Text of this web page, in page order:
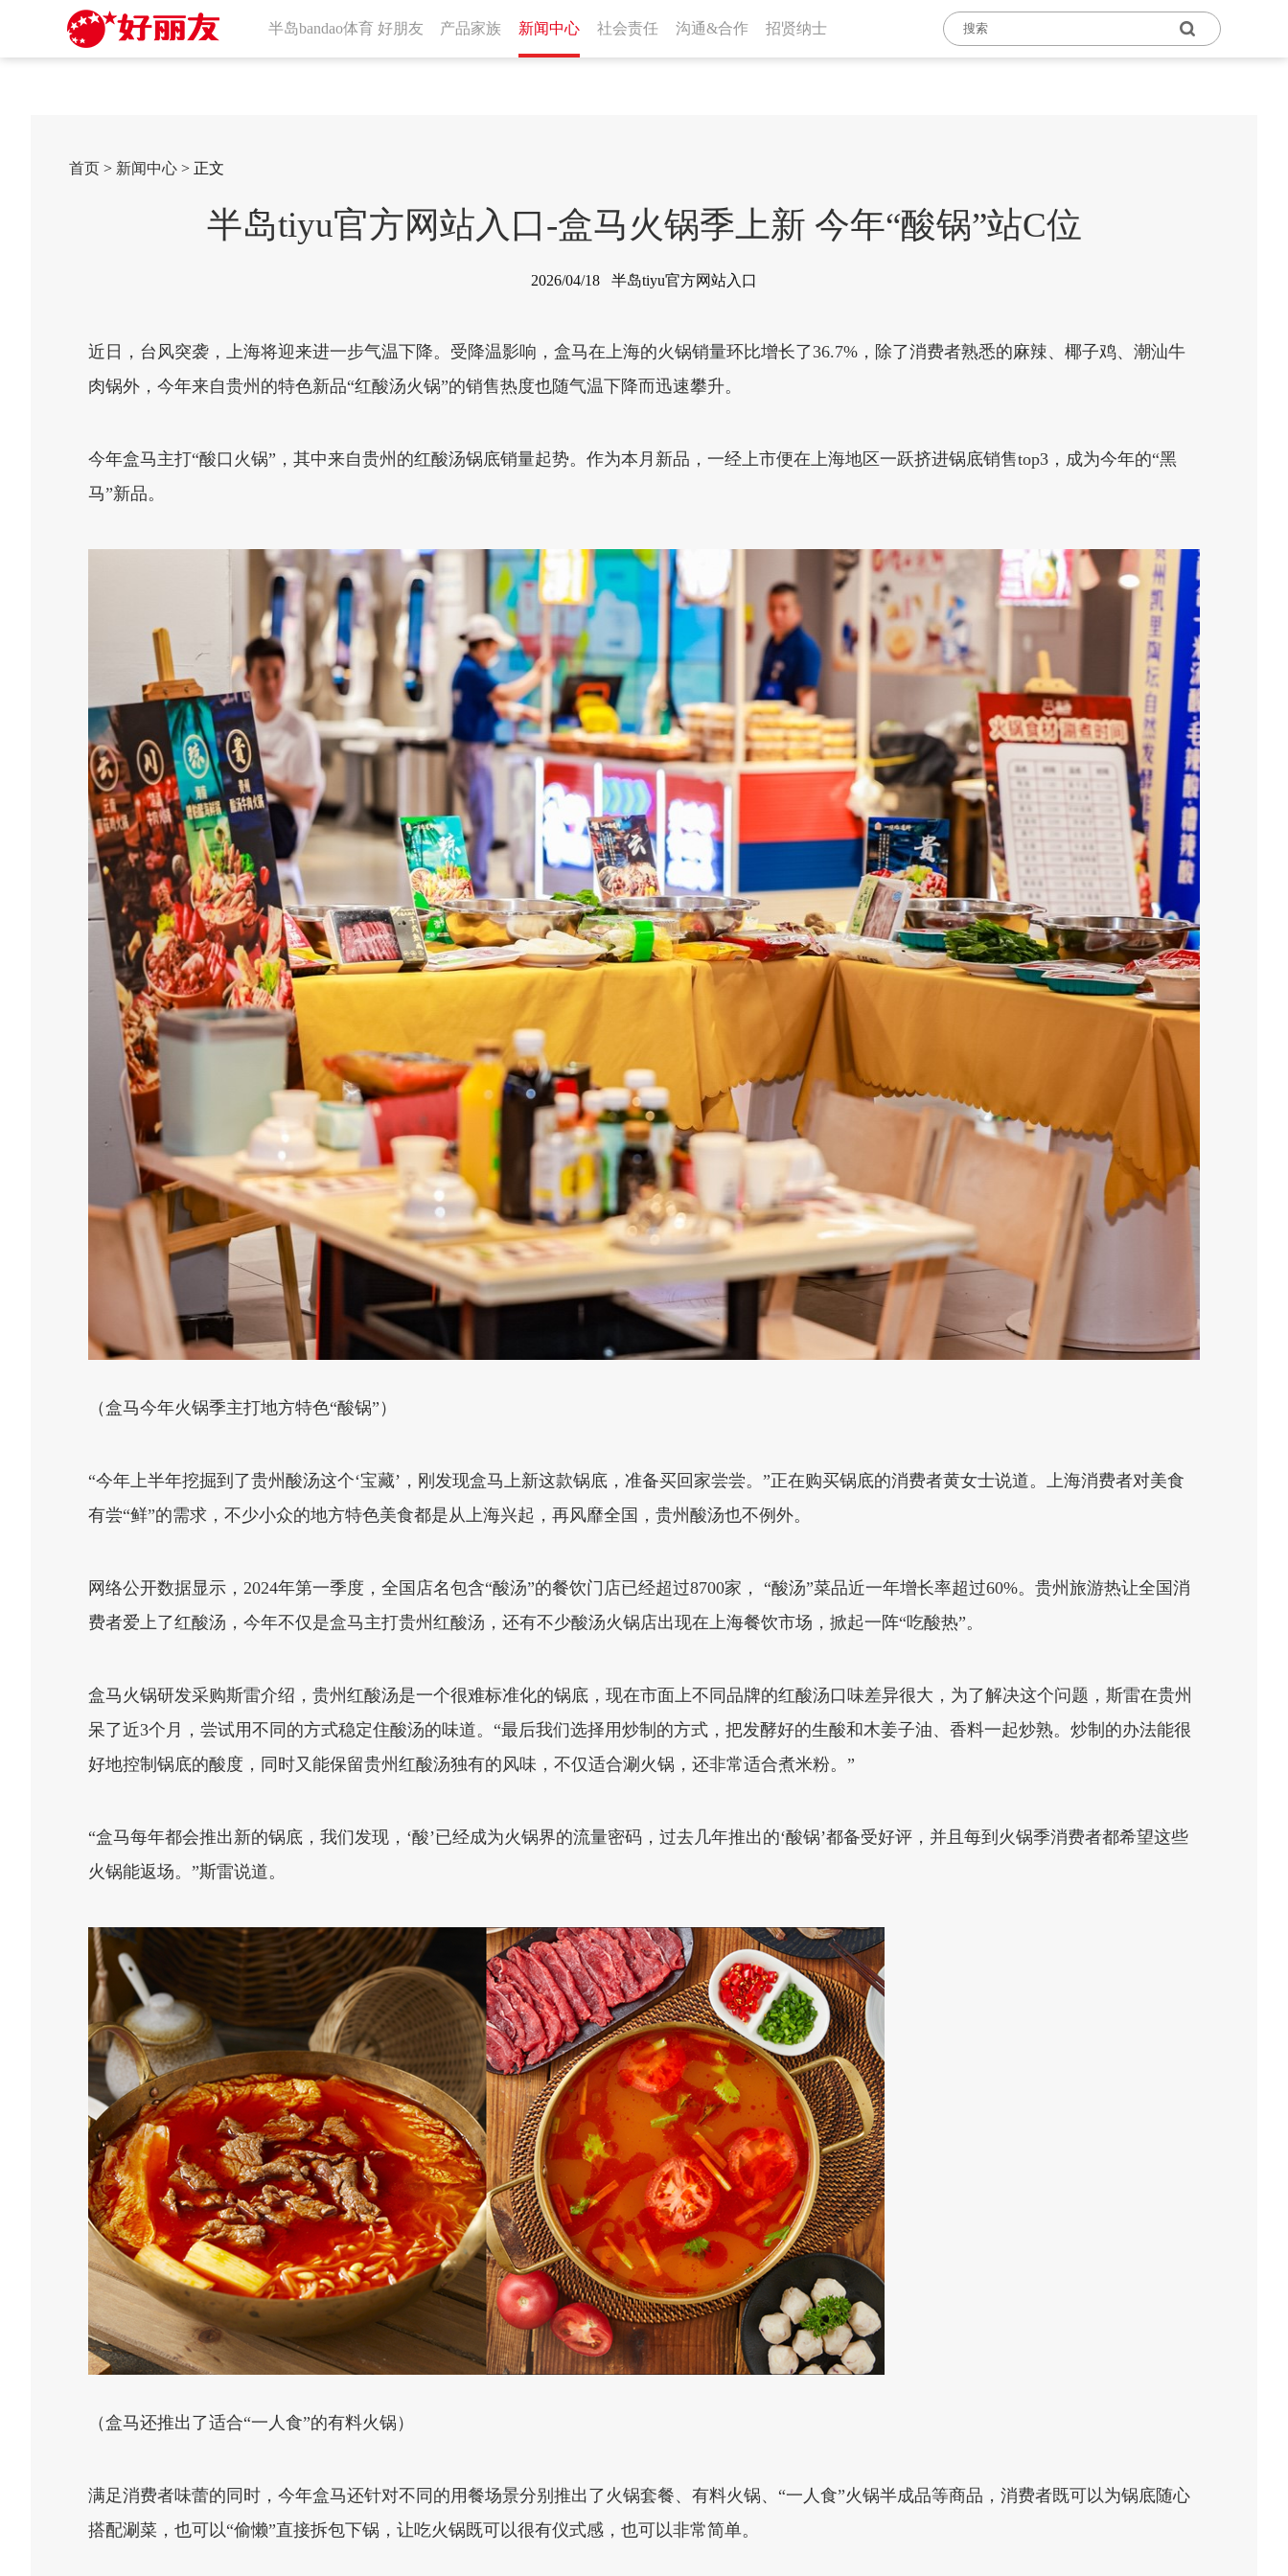
半岛bandao体育 好朋友 产品家族 新闻中心 社会责任 沟通&合作 招贤纳士
首页 > 新闻中心 > 正文
半岛tiyu官方网站入口-盒马火锅季上新 今年“酸锅”站C位
2026/04/18 半岛tiyu官方网站入口
近日，台风突袭，上海将迎来进一步气温下降。受降温影响，盒马在上海的火锅销量环比增长了36.7%，除了消费者熟悉的麻辣、椰子鸡、潮汕牛
肉锅外，今年来自贵州的特色新品“红酸汤火锅”的销售热度也随气温下降而迅速攀升。
今年盒马主打“酸口火锅”，其中来自贵州的红酸汤锅底销量起势。作为本月新品，一经上市便在上海地区一跃挤进锅底销售top3，成为今年的“黑
马”新品。
（盒马今年火锅季主打地方特色“酸锅”）
“今年上半年挖掘到了贵州酸汤这个‘宝藏’，刚发现盒马上新这款锅底，准备买回家尝尝。”正在购买锅底的消费者黄女士说道。上海消费者对美食
有尝“鲜”的需求，不少小众的地方特色美食都是从上海兴起，再风靡全国，贵州酸汤也不例外。
网络公开数据显示，2024年第一季度，全国店名包含“酸汤”的餐饮门店已经超过8700家， “酸汤”菜品近一年增长率超过60%。贵州旅游热让全国消
费者爱上了红酸汤，今年不仅是盒马主打贵州红酸汤，还有不少酸汤火锅店出现在上海餐饮市场，掀起一阵“吃酸热”。
盒马火锅研发采购斯雷介绍，贵州红酸汤是一个很难标准化的锅底，现在市面上不同品牌的红酸汤口味差异很大，为了解决这个问题，斯雷在贵州
呆了近3个月，尝试用不同的方式稳定住酸汤的味道。“最后我们选择用炒制的方式，把发酵好的生酸和木姜子油、香料一起炒熟。炒制的办法能很
好地控制锅底的酸度，同时又能保留贵州红酸汤独有的风味，不仅适合涮火锅，还非常适合煮米粉。”
“盒马每年都会推出新的锅底，我们发现，‘酸’已经成为火锅界的流量密码，过去几年推出的‘酸锅’都备受好评，并且每到火锅季消费者都希望这些
火锅能返场。”斯雷说道。
（盒马还推出了适合“一人食”的有料火锅）
满足消费者味蕾的同时，今年盒马还针对不同的用餐场景分别推出了火锅套餐、有料火锅、“一人食”火锅半成品等商品，消费者既可以为锅底随心
搭配涮菜，也可以“偷懒”直接拆包下锅，让吃火锅既可以很有仪式感，也可以非常简单。